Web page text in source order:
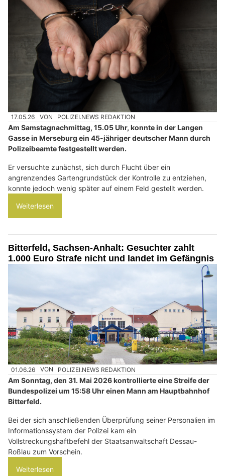
17.05.26 VON POLIZEI.NEWS REDAKTION
Am Samstagnachmittag, 15.05 Uhr, konnte in der Langen
Gasse in Merseburg ein 45-jähriger deutscher Mann durch
Polizeibeamte festgestellt werden.
Er versuchte zunächst, sich durch Flucht über ein
angrenzendes Gartengrundstück der Kontrolle zu entziehen,
konnte jedoch wenig später auf einem Feld gestellt werden.
Weiterlesen
Bitterfeld, Sachsen-Anhalt: Gesuchter zahlt
1.000 Euro Strafe nicht und landet im Gefängnis
01.06.26 VON POLIZEI.NEWS REDAKTION
Am Sonntag, den 31. Mai 2026 kontrollierte eine Streife der
Bundespolizei um 15:58 Uhr einen Mann am Hauptbahnhof
Bitterfeld.
Bei der sich anschließenden Überprüfung seiner Personalien im
Informationssystem der Polizei kam ein
Vollstreckungshaftbefehl der Staatsanwaltschaft Dessau-
Roßlau zum Vorschein.
Weiterlesen